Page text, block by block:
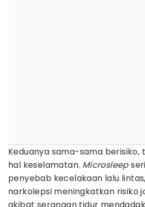
Keduanya sama-sama
hal keselamatan. Microsleep
penyebab kecelakaan lalu
narkolepsi meningkatkan risiko